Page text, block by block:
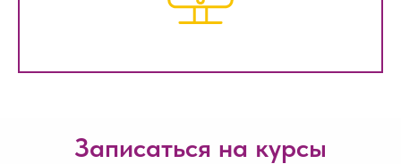
Записаться на курсы